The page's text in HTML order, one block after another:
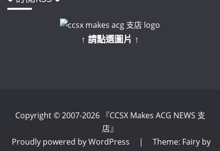
↑ 請點選圖片 ↑
Copyright © 2007-2026 『CCSX Makes ACG NEWS 支
店』
Proudly powered by WordPress
|
Theme: Fairy by